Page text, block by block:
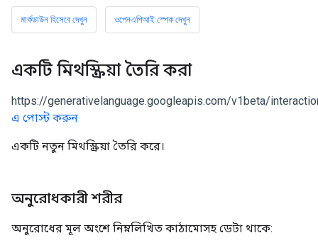
মার্কডাউন হিসেবে দেখুন ওপেনএপিআই স্পেক দেখুন
একটি মিথস্ক্রিয়া তৈরি করা
https://generativelanguage.googleapis.com/v1beta/
এ পোস্ট করুন
একটি নতুন মিথস্ক্রিয়া তৈরি করে।
অনুরোধকারী শরীর
অনুরোধের মূল অংশে নিম্নলিখিত কাঠামোসহ ডেটা থাকে: